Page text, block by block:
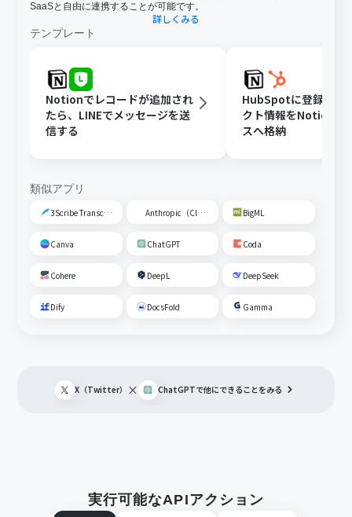
SaaSと自由に連携することが可能です。
詳しくみる
テンプレート
Notionでレコードが追加され
たら、LINEでメッセージを送
信する
HubSpotに登録され
クト情報をNotionデ
スへ格納
類似アプリ
3Scribe Transcription Anthropic（Claude） BigML
Canva ChatGPT Coda
Cohere DeepL DeepSeek
Dify DocsFold Gamma
X（Twitter） × ChatGPTで他にできることをみる
実行可能なAPIアクション